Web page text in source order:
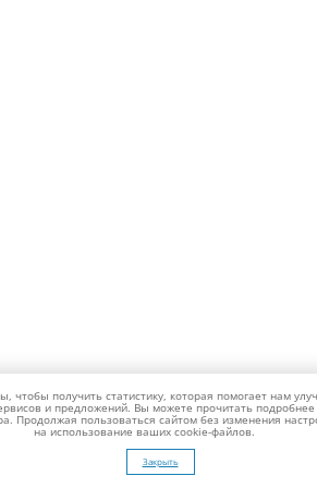
чтобы получить статистику, которая помогает нам
и предложений. Вы можете прочитать
Продолжая пользоваться сайтом без изменения
на использование ваших cookie-файлов.